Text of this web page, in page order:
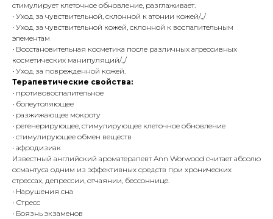
стимулирует клеточное обновление, разглаживает.
• Уход за чувствительной, склонной к атонии кожей/.,/
• Уход за чувствительной кожей, склонной к воспалительным
элементам
• Восстановительная косметика после различных агрессивных
косметических манипуляций/.,/
• Уход за поврежденной кожей.
Терапевтические свойства:
• противовоспалительное
• болеутоляющее
• разжижающее мокроту
• регенерирующее, стимулирующее клеточное обновление
• стимулирующее обмен веществ
• афродизиак
Известный английский ароматерапевт Ann Worwood считает абсолю
османтуса одним из эффективных средств при хронических
стрессах, депрессии, отчаянии, бессоннице.
• Нарушения сна
• Стресс
• Боязнь экзаменов